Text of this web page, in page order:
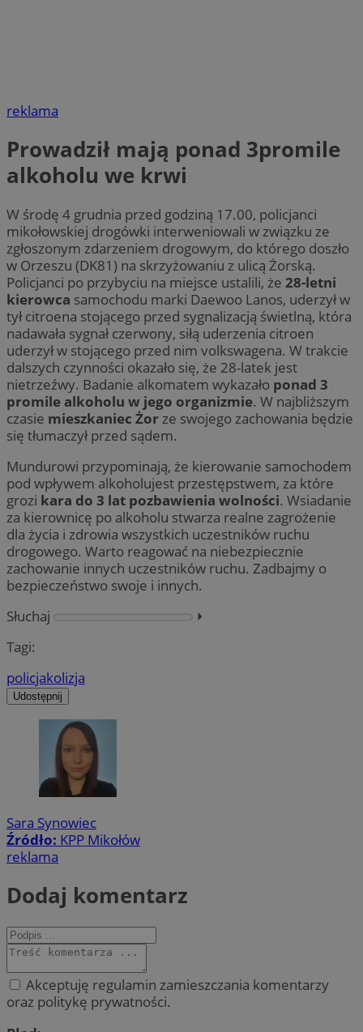
reklama
Prowadził mają ponad 3promile
alkoholu we krwi
W środę 4 grudnia przed godziną 17.00, policjanci
mikołowskiej drogówki interweniowali w związku ze
zgłoszonym zdarzeniem drogowym, do którego doszło
w Orzeszu (DK81) na skrzyżowaniu z ulicą Żorską.
Policjanci po przybyciu na miejsce ustalili, że 28-letni
kierowca samochodu marki Daewoo Lanos, uderzył w
tył citroena stojącego przed sygnalizacją świetlną, która
nadawała sygnał czerwony, siłą uderzenia citroen
uderzył w stojącego przed nim volkswagena. W trakcie
dalszych czynności okazało się, że 28-latek jest
nietrzeźwy. Badanie alkomatem wykazało ponad 3
promile alkoholu w jego organizmie. W najbliższym
czasie mieszkaniec Żorze swojego zachowania będzie
się tłumaczył przed sądem.
Mundurowi przypominają, że kierowanie samochodem
pod wpływem alkoholujest przestępstwem, za które
grozi kara do 3 lat pozbawienia wolności. Wsiadanie
za kierownicę po alkoholu stwarza realne zagrożenie
dla życia i zdrowia wszystkich uczestników ruchu
drogowego. Warto reagować na niebezpiecznie
zachowanie innych uczestników ruchu. Zadbajmy o
bezpieczeństwo swoje i innych.
Słuchaj
⏵︎
Tagi:
policjakolizja
Udostępnij
Sara Synowiec
Źródło: KPP Mikołów
reklama
Dodaj komentarz
Akceptuję regulamin zamieszczania komentarzy
oraz politykę prywatności.